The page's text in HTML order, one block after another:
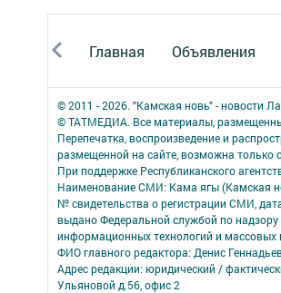
Главная Объявления
© 2011 - 2026. "Камская новь" - новости
© ТАТМЕДИА. Все материалы,
Перепечатка, воспроизведение и
размещенной на сайте, возможна только
При поддержке Республиканского
Наименование СМИ: Кама ягы (Камская
№ свидетельства о регистрации СМИ,
выдано Федеральной службой по надзору
информационных технологий и массовых
ФИО главного редактора: Денис
Адрес редакции: юридический /
Ульяновой д.56, офис 2